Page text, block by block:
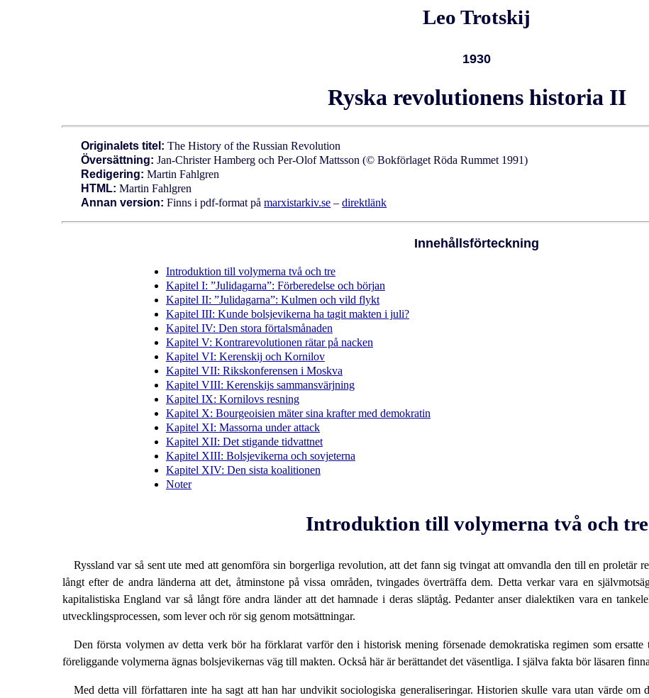
Leo Trotskij
1930
Ryska revolutionens historia II
Originalets titel: The History of the Russian Revolution
Översättning: Jan-Christer Hamberg och Per-Olof Mattsson (© Bokförlaget Röda Rummet 1991)
Redigering: Martin Fahlgren
HTML: Martin Fahlgren
Annan version: Finns i pdf-format påmarxistarkiv.se –direktlänk
Innehållsförteckning
Introduktion till volymerna två och tre
Kapitel I: ”Julidagarna”: Förberedelse och början
Kapitel II: ”Julidagarna”: Kulmen och vild flykt
Kapitel III: Kunde bolsjevikerna ha tagit makten i juli?
Kapitel IV: Den stora förtalsmånaden
Kapitel V: Kontrarevolutionen rätar på nacken
Kapitel VI: Kerenskij och Kornilov
Kapitel VII: Rikskonferensen i Moskva
Kapitel VIII: Kerenskijs sammansvärjning
Kapitel IX: Kornilovs resning
Kapitel X: Bourgeoisien mäter sina krafter med demokratin
Kapitel XI: Massorna under attack
Kapitel XII: Det stigande tidvattnet
Kapitel XIII: Bolsjevikerna och sovjeterna
Kapitel XIV: Den sista koalitionen
Noter
Introduktion till volymerna två och tre
Ryssland var så sent ute med att genomföra sin borgerliga revolution, att det fann sig tvingat att omvandla den till en proletär
långt efter de andra länderna att det, åtminstone på vissa områden, tvingades överträffa dem. Detta verkar vara en
kapitalistiska England var så långt före andra länder att det hamnade i deras släptåg. Pedanter anser dialektiken vara en
utvecklings­processen, som lever och rör sig genom motsättningar.
Den första volymen av detta verk bör ha förklarat varför den i historisk mening försenade demokratiska regimen som
föreliggande volymerna ägnas bolsjevikernas väg till makten. Också här är berättandet det väsentliga. I själva fakta bör läsaren
Med detta vill författaren inte ha sagt att han har undvikit sociologiska generaliseringar. Historien skulle vara utan värde om